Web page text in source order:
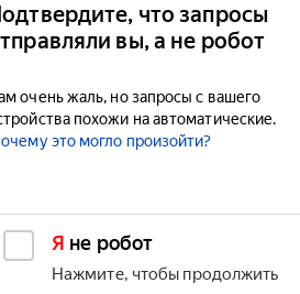
что запросы
вы, а не робот
очень жаль, но запросы с вашего
похожи на автоматические.
это могло произойти?
Я не робот
Нажмите, чтобы продолжить